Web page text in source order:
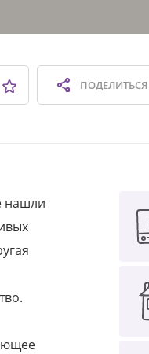
ПОДЕЛИТЬСЯ
нашли